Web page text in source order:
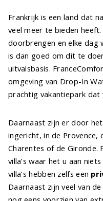
Frankrijk is een land dat
veel meer te bieden
doorbrengen en elke dag
is dan goed om dit te
uitvalsbasis.
omgeving van Drop-In
prachtig vakantiepark dat
Daarnaast zijn er door
ingericht, in de Provence,
Charentes of de Gironde.
villa’s waar het u aan
villa’s hebben zelfs een
Daarnaast zijn veel van